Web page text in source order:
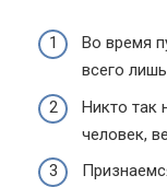
Во время
всего
Никто так
человек,